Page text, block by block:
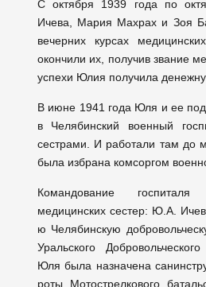
С октября 1939 года по
Ичева, Мария Махрах и Зоя
вечерних курсах
окончили их, получив звание
успехи Юлия получила
В июне 1941 года Юля и ее
в Челябинский военный
сестрами. И работали там до
была избрана комсоргом
Командование
медицинских сестер: Ю.А.
ю Челябинскую
Уральского
Юля была назначена
роты Мотострелкового